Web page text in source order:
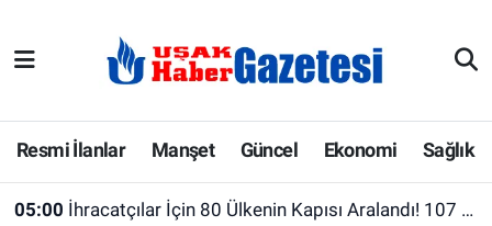
Resmi İlanlar Manşet Güncel Ekonomi Sağlık
05:00 İhracatçılar İçin 80 Ülkenin Kapısı Aralandı! 107 Pazar Raporu Yayımlandı
E-Gazete
Ekonomi
Gazete İlanları
Uşak Hava Durumu
Uşak Trafik Yoğunluk Haritası
Süper Lig Puan Durumu ve Fikstür